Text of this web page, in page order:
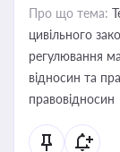
Про що тема:
цивільного
регулювання
відносин та
правовідносин